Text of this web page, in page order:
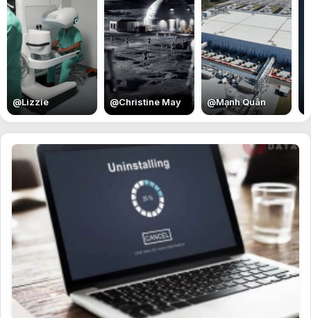
@Lizzie @Christine May @Mạnh Quân